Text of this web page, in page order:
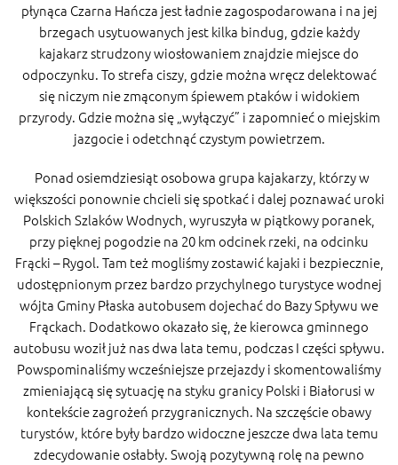
płynąca Czarna Hańcza jest ładnie zagospodarowana i na jej
brzegach usytuowanych jest kilka bindug, gdzie każdy
kajakarz strudzony wiosłowaniem znajdzie miejsce do
odpoczynku. To strefa ciszy, gdzie można wręcz delektować
się niczym nie zmąconym śpiewem ptaków i widokiem
przyrody. Gdzie można się „wyłączyć” i zapomnieć o miejskim
jazgocie i odetchnąć czystym powietrzem.
Ponad osiemdziesiąt osobowa grupa kajakarzy, którzy w
większości ponownie chcieli się spotkać i dalej poznawać uroki
Polskich Szlaków Wodnych, wyruszyła w piątkowy poranek,
przy pięknej pogodzie na 20 km odcinek rzeki, na odcinku
Frącki – Rygol. Tam też mogliśmy zostawić kajaki i bezpiecznie,
udostępnionym przez bardzo przychylnego turystyce wodnej
wójta Gminy Płaska autobusem dojechać do Bazy Spływu we
Frąckach. Dodatkowo okazało się, że kierowca gminnego
autobusu woził już nas dwa lata temu, podczas I części spływu.
Powspominaliśmy wcześniejsze przejazdy i skomentowaliśmy
zmieniającą się sytuację na styku granicy Polski i Białorusi w
kontekście zagrożeń przygranicznych. Na szczęście obawy
turystów, które były bardzo widoczne jeszcze dwa lata temu
zdecydowanie osłabły. Swoją pozytywną rolę na pewno